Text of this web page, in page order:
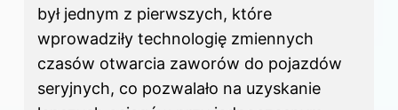
był jednym z pierwszych, które
wprowadziły technologię zmiennych
czasów otwarcia zaworów do pojazdów
seryjnych, co pozwalało na uzyskanie